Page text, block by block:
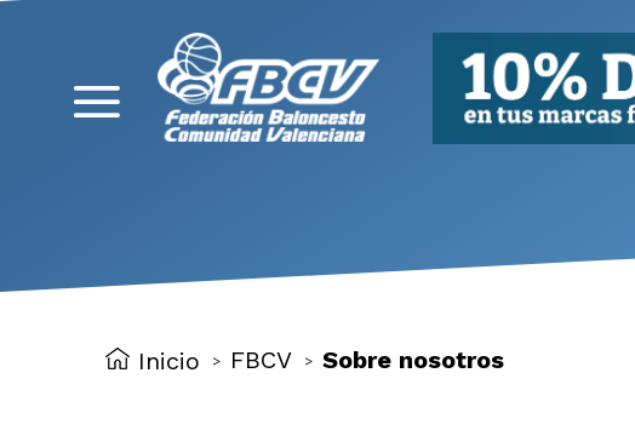
Inicio > FBCV > Sobre nosotros